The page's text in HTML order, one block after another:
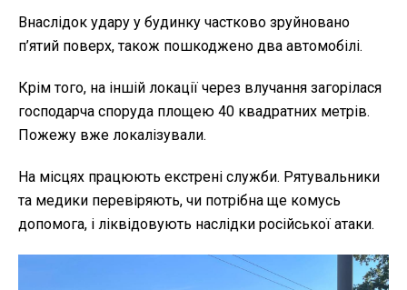
Внаслідок удару у будинку частково зруйновано
п’ятий поверх, також пошкоджено два автомобілі.
Крім того, на іншій локації через влучання загорілася
господарча споруда площею 40 квадратних метрів.
Пожежу вже локалізували.
На місцях працюють екстрені служби. Рятувальники
та медики перевіряють, чи потрібна ще комусь
допомога, і ліквідовують наслідки російської атаки.